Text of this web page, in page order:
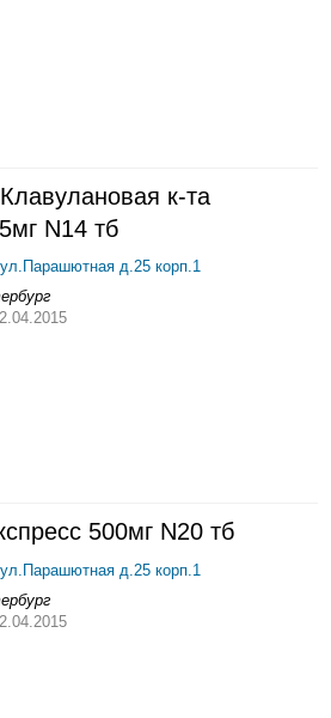
к-та
N14 тб
д.25 корп.1
500мг N20 тб
д.25 корп.1